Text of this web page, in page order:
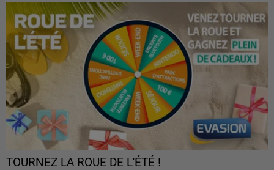
TOURNEZ LA ROUE DE L'ÉTÉ !